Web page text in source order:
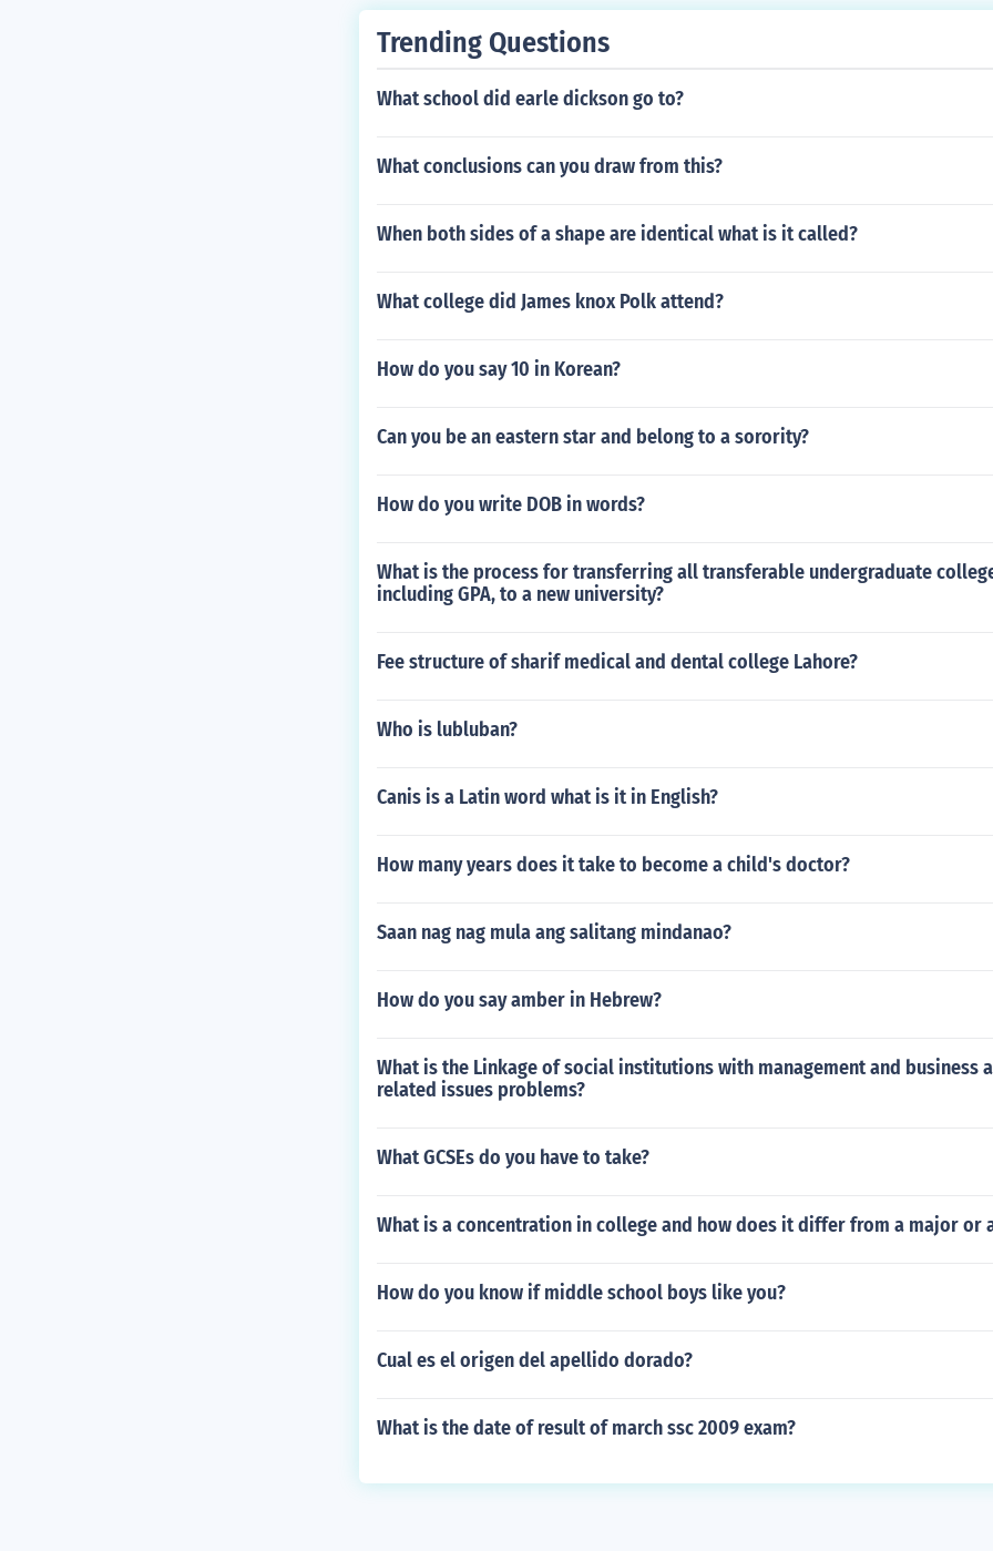
Trending Questions
What school did earle dickson go to?
What conclusions can you draw from this?
When both sides of a shape are identical what is it called?
What college did James knox Polk attend?
How do you say 10 in Korean?
Can you be an eastern star and belong to a sorority?
How do you write DOB in words?
What is the process for transferring all transferable undergraduate
including GPA, to a new university?
Fee structure of sharif medical and dental college Lahore?
Who is lubluban?
Canis is a Latin word what is it in English?
How many years does it take to become a child's doctor?
Saan nag nag mula ang salitang mindanao?
How do you say amber in Hebrew?
What is the Linkage of social institutions with management and business
related issues problems?
What GCSEs do you have to take?
What is a concentration in college and how does it differ from a major or
How do you know if middle school boys like you?
Cual es el origen del apellido dorado?
What is the date of result of march ssc 2009 exam?